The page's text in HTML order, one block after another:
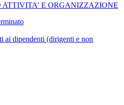
ATTIVITA' E ORGANIZZAZIONE
ai dipendenti (dirigenti e non